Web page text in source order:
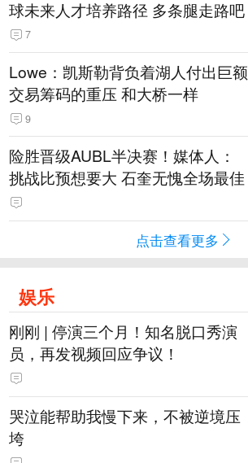
球未来人才培养路径 多条腿走路吧
7
Lowe：凯斯勒背负着湖人付出巨额
交易筹码的重压 和大桥一样
9
险胜晋级AUBL半决赛！媒体人：
挑战比预想要大 石奎无愧全场最佳
点击查看更多
娱乐
刚刚 | 停演三个月！知名脱口秀演
员，再发视频回应争议！
哭泣能帮助我慢下来，不被逆境压
垮